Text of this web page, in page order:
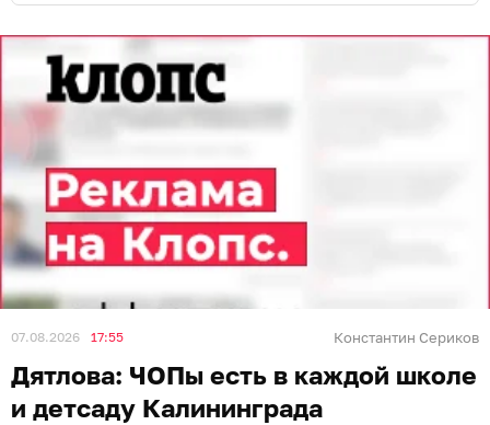
07.08.2026 17:55 Константин Сериков
Дятлова: ЧОПы есть в каждой школе
и детсаду Калининграда